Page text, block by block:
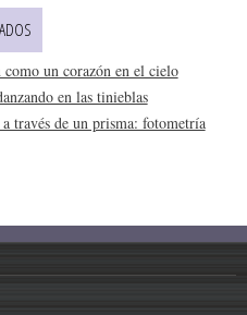
como un corazón en el cielo
en las tinieblas
través de un prisma: fotometría